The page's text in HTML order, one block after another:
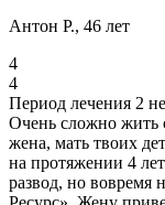
Антон Р., 46 лет
4
4
Период лечения 2
Очень сложно жить
жена, мать твоих
на протяжении 4
развод, но